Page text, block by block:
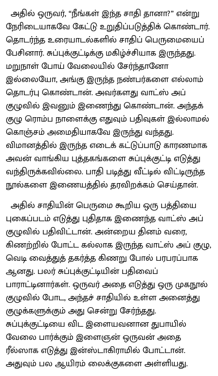
அதில் ஒருவர், “நீங்கள் இந்த சாதி தானா?” என்று
நேரிடையாகவே கேட்டு உறுதிப்படுத்திக் கொண்டார்.
தொடர்ந்த உரையாடல்களில் சாதிப் பெருமையைப்
பேசினார். சுப்புக்குட்டிக்கு மகிழ்ச்சியாக இருந்தது.
மறுநாள் போய் வேலையில் சேர்ந்தானோ
இல்லையோ, அங்கு இருந்த நண்பர்களை எல்லாம்
தொடர்பு கொண்டான். அவர்களது வாட்ஸ் அப்
குழுவில் இவனும் இணைந்து கொண்டான். அந்தக்
குழு ரொம்ப நாளைக்கு எதுவும் பதிவுகள் இல்லாமல்
கொஞ்சம் அமைதியாகவே இருந்து வந்தது.
விமானத்தில் இருந்த எடைக் கட்டுப்பாடு காரணமாக
அவன் வாங்கிய புத்தகங்களை சுப்புக்குட்டி எடுத்து
வந்திருக்கவில்லை. பாதி படித்து வீட்டில் விட்டிருந்த
நூல்களை இணையத்தில் தரவிறக்கம் செய்தான்.
அதில் சாதியின் பெருமை கூறிய ஒரு பத்தியை
புகைப்படம் எடுத்து புதிதாக இணைந்த வாட்ஸ் அப்
குழுவில் பதிவிட்டான். அன்றைய தினம் வரை,
கிணற்றில் போட்ட கல்லாக இருந்த வாட்ஸ் அப் குழு,
வெடி வைத்துத் தகர்த்த கிணறு போல் பரபரப்பாக
ஆனது. பலர் சுப்புக்குட்டியின் பதிவைப்
பாராட்டினார்கள். ஒருவர் அதை எடுத்து ஒரு முகநூல்
குழுவில் போட, அந்தச் சாதியில் உள்ள அனைத்து
குழுக்களுக்கும் அது சென்று சேர்ந்தது.
சுப்புக்குட்டியை விட இளையவனான துபாயில்
வேலை பார்க்கும் இளைஞன் ஒருவன் அதை
ரீல்ஸாக எடுத்து இன்ஸ்டாகிராமில் போட்டான்.
அதுவும் பல ஆயிரம் லைக்குகளை அள்ளியது.